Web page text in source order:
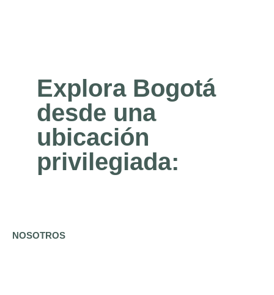
Explora Bogotá
desde una
ubicación
privilegiada:
NOSOTROS